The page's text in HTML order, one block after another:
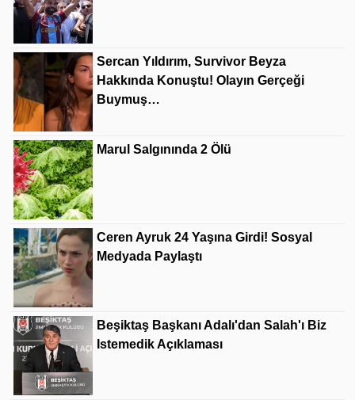
Sercan Yıldırım, Survivor Beyza
Hakkında Konuştu! Olayın Gerçeği
Buymuş…
Marul Salgınında 2 Ölü
Ceren Ayruk 24 Yaşına Girdi! Sosyal
Medyada Paylaştı
Beşiktaş Başkanı Adalı'dan Salah'ı Biz
Istemedik Açıklaması